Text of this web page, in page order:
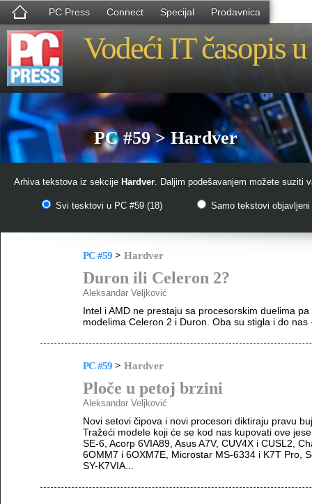
PC Press Connect Specijal Prodavnica
Vodeći IT časopis
PC #59 > Hardver
Arhiva tekstova iz sekcije Hardver. Daljim podešavanjem možete suziti
Svi tesktovi u PC #59 (18) Samo tekstovi objavljeni
PC #59 > Hardver
Duron ili Celeron 2?
Aleksandar Veljković
Intel i AMD ne prestaju sa procesorskim duelima
modelima Celeron 2 i Duron. Oba su stigla i do nas
PC #59 > Hardver
Ploče u petoj brzini
Aleksandar Veljković
Novi setovi čipova i novi procesori diktiraju pravu
Tražeći modele koji će se kod nas kupovati ove
SE-6, Acorp 6VIA89, Asus A7V, CUV4X i CUSL2,
6OMM7 i 6OXM7E, Microstar MS-6334 i K7T Pro,
SY-K7VIA...